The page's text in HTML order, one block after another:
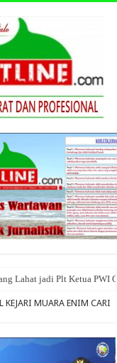
Lahat jadi Plt Ketua PWI
KEJARI MUARA ENIM CARI